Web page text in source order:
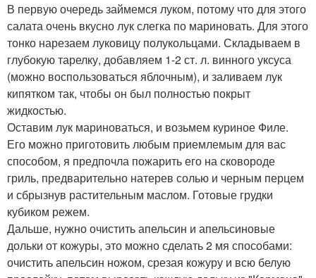
В первую очередь займемся луком, потому что для этого
салата очень вкусно лук слегка по мариновать. Для этого
тонко нарезаем луковицу полукольцами. Складываем в
глубокую тарелку, добавляем 1-2 ст. л. винного уксуса
(можно воспользоваться яблочным), и заливаем лук
кипятком так, чтобы он был полностью покрыт
жидкостью.
Оставим лук мариноваться, и возьмем куриное Филе.
Его можно приготовить любым приемлемым для вас
способом, я предпочла пожарить его на сковороде
гриль, предварительно натерев солью и черным перцем
и сбрызнув растительным маслом. Готовые грудки
кубиком режем.
Дальше, нужно очистить апельсин и апельсиновые
дольки от кожуры, это можно сделать 2 мя способами:
очистить апельсин ножом, срезая кожуру и всю белую